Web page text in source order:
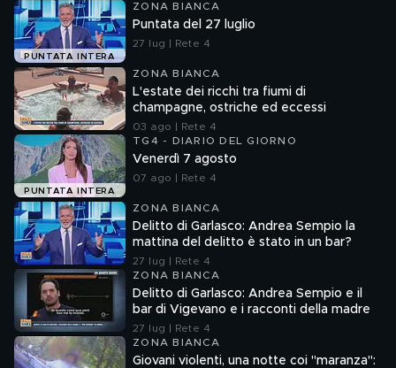
PUNTATA INTERA
ZONA BIANCA
Puntata del 27 luglio
27 lug | Rete 4
ZONA BIANCA
L'estate dei ricchi tra fiumi di
champagne, ostriche ed eccessi
03 ago | Rete 4
PUNTATA INTERA
TG4 - DIARIO DEL GIORNO
Venerdì 7 agosto
07 ago | Rete 4
ZONA BIANCA
Delitto di Garlasco: Andrea Sempio la
mattina del delitto è stato in un bar?
27 lug | Rete 4
ZONA BIANCA
Delitto di Garlasco: Andrea Sempio e il
bar di Vigevano e i racconti della madre
27 lug | Rete 4
ZONA BIANCA
Giovani violenti, una notte coi "maranza":